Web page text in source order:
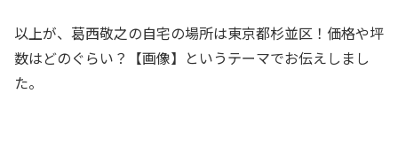
以上が、葛西敬之の自宅の場所は東京都杉並区！価格や坪
数はどのぐらい？【画像】というテーマでお伝えしまし
た。